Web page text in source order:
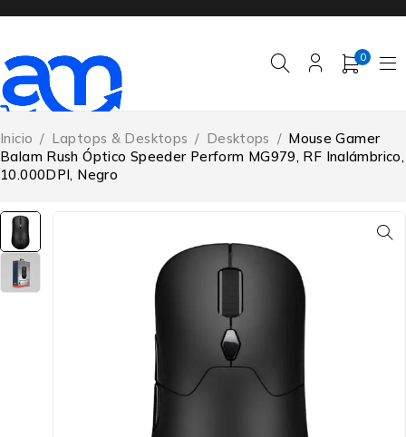
0
Inicio / Laptops & Desktops / Desktops / Mouse Gamer
Balam Rush Óptico Speeder Perform MG979, RF Inalámbrico,
10.000DPI, Negro